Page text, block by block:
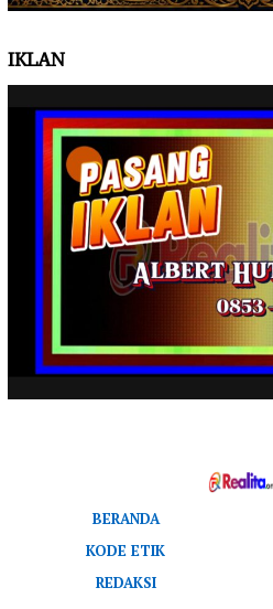
IKLAN
BERANDA
KODE ETIK
REDAKSI